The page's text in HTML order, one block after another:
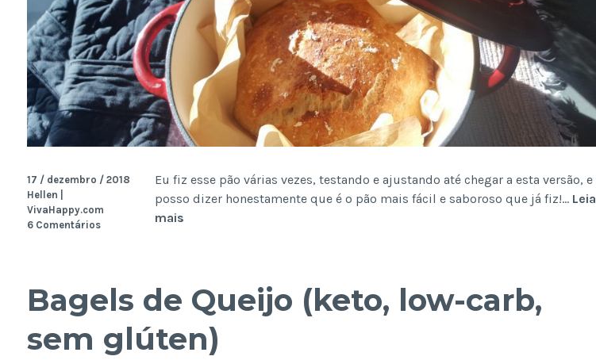
Eu fiz esse pão várias vezes, testando e ajustando até chegar a esta versão, e
posso dizer honestamente que é o pão mais fácil e saboroso que já fiz!… Leia
mais
(fermentação
lenta)
17 / dezembro / 2018
Hellen |
VivaHappy.com
6 Comentários
Bagels de Queijo (keto, low-carb,
sem glúten)